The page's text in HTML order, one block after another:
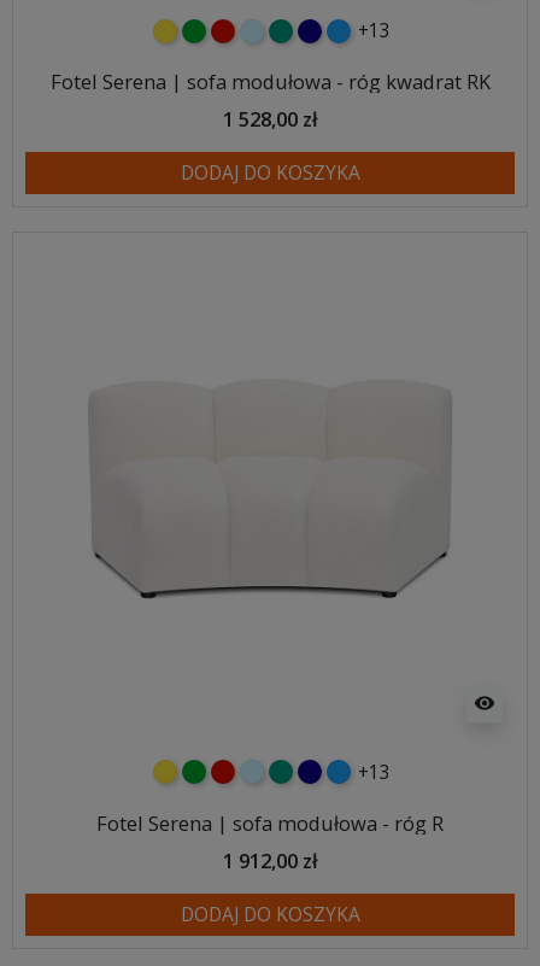
żółtyzielonyczerwony
błękitnyturkusowy
granatowy
niebieski
+13
Fotel Serena | sofa modułowa - róg kwadrat RK
1 528,00 zł
DODAJ DO KOSZYKA
visibility
żółtyzielonyczerwony
błękitnyturkusowy
granatowy
niebieski
+13
Fotel Serena | sofa modułowa - róg R
1 912,00 zł
DODAJ DO KOSZYKA